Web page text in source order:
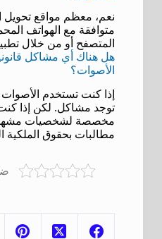
نعم، معظم مواقع
متوافقة مع الهواتف
المتصفح أو من خلال
هل هناك أي مشاكل
الأصوات؟
إذا كنت تستخدم الأصوات
توجد مشاكل. لكن إذا
مخصصة لشخصيات
مطالبات بحقوق الملكية